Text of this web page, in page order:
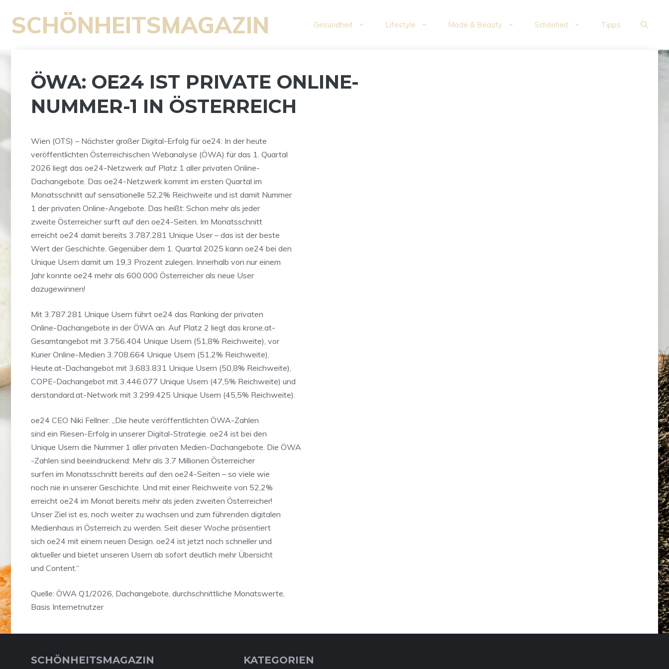
Inhalt
springen
SCHÖNHEITSMAGAZIN Gesundheit Lifestyle Mode & Beauty Schönheit Tipps
ÖWA: OE24 IST PRIVATE ONLINE-
NUMMER-1 IN ÖSTERREICH
Wien (OTS) – Nächster großer Digital-Erfolg für oe24: In der heute
veröffentlichten Österreichischen Webanalyse (ÖWA) für das 1. Quartal
2026 liegt das oe24-Netzwerk auf Platz 1 aller privaten Online-
Dachangebote. Das oe24-Netzwerk kommt im ersten Quartal im
Monatsschnitt auf sensationelle 52,2% Reichweite und ist damit Nummer
1 der privaten Online-Angebote. Das heißt: Schon mehr als jeder
zweite Österreicher surft auf den oe24-Seiten. Im Monatsschnitt
erreicht oe24 damit bereits 3.787.281 Unique User – das ist der beste
Wert der Geschichte. Gegenüber dem 1. Quartal 2025 kann oe24 bei den
Unique Usern damit um 19,3 Prozent zulegen. Innerhalb von nur einem
Jahr konnte oe24 mehr als 600.000 Österreicher als neue User
dazugewinnen!
Mit 3.787.281 Unique Usern führt oe24 das Ranking der privaten
Online-Dachangebote in der ÖWA an. Auf Platz 2 liegt das krone.at-
Gesamtangebot mit 3.756.404 Unique Usern (51,8% Reichweite), vor
Kurier Online-Medien 3.708.664 Unique Usern (51,2% Reichweite),
Heute.at-Dachangebot mit 3.683.831 Unique Usern (50,8% Reichweite),
COPE-Dachangebot mit 3.446.077 Unique Usern (47,5% Reichweite) und
derstandard.at-Network mit 3.299.425 Unique Usern (45,5% Reichweite).
oe24 CEO Niki Fellner: „Die heute veröffentlichten ÖWA-Zahlen
sind ein Riesen-Erfolg in unserer Digital-Strategie. oe24 ist bei den
Unique Usern die Nummer 1 aller privaten Medien-Dachangebote. Die ÖWA
-Zahlen sind beeindruckend: Mehr als 3,7 Millionen Österreicher
surfen im Monatsschnitt bereits auf den oe24-Seiten – so viele wie
noch nie in unserer Geschichte. Und mit einer Reichweite von 52,2%
erreicht oe24 im Monat bereits mehr als jeden zweiten Österreicher!
Unser Ziel ist es, noch weiter zu wachsen und zum führenden digitalen
Medienhaus in Österreich zu werden. Seit dieser Woche präsentiert
sich oe24 mit einem neuen Design. oe24 ist jetzt noch schneller und
aktueller und bietet unseren Usern ab sofort deutlich mehr Übersicht
und Content.“
Quelle: ÖWA Q1/2026, Dachangebote, durchschnittliche Monatswerte,
Basis Internetnutzer
SCHÖNHEITSMAGAZIN KATEGORIEN